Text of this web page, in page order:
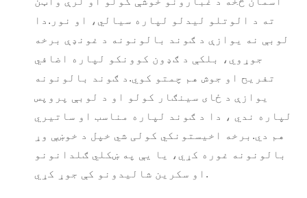
ته د الوتلو لیدلو لپاره سیالي، او نور.دا
لوبې نه یوازې د ګوند بالونونه د غونډې برخه
جوړوي، بلکې د ګډون کوونکو لپاره اضافي
تفریح ​​​​او جوش هم چمتو کوي.د ګوند بالونونه
یوازې د ځای سینګار کولو او د لوبې پروپس
لپاره ندي ، دا د ګوند لپاره مناسب او ساتیري
هم دي.برخه اخیستونکي کولی شي خپل د خوښې وړ
بالونونه غوره کړي، یا یې په ښکلي ګلدانونو
او سکرین شالیدونو کې جوړ کړي.